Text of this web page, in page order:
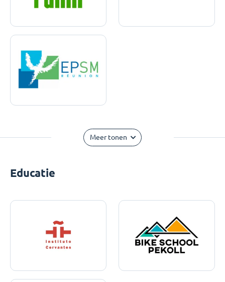
Meer tonen
Educatie